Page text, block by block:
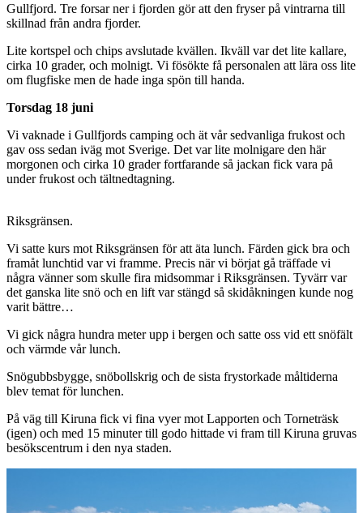
Gullfjord. Tre forsar ner i fjorden gör att den fryser på vintrarna till
skillnad från andra fjorder.
Lite kortspel och chips avslutade kvällen. Ikväll var det lite kallare,
cirka 10 grader, och molnigt. Vi fösökte få personalen att lära oss lite
om flugfiske men de hade inga spön till handa.
Torsdag 18 juni
Vi vaknade i Gullfjords camping och ät vår sedvanliga frukost och
gav oss sedan iväg mot Sverige. Det var lite molnigare den här
morgonen och cirka 10 grader fortfarande så jackan fick vara på
under frukost och tältnedtagning.
Riksgränsen.
Vi satte kurs mot Riksgränsen för att äta lunch. Färden gick bra och
framåt lunchtid var vi framme. Precis när vi börjat gå träffade vi
några vänner som skulle fira midsommar i Riksgränsen. Tyvärr var
det ganska lite snö och en lift var stängd så skidåkningen kunde nog
varit bättre…
Vi gick några hundra meter upp i bergen och satte oss vid ett snöfält
och värmde vår lunch.
Snögubbsbygge, snöbollskrig och de sista frystorkade måltiderna
blev temat för lunchen.
På väg till Kiruna fick vi fina vyer mot Lapporten och Torneträsk
(igen) och med 15 minuter till godo hittade vi fram till Kiruna gruvas
besökscentrum i den nya staden.